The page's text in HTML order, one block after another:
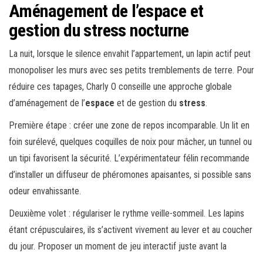
Aménagement de l’espace et
gestion du stress nocturne
La nuit, lorsque le silence envahit l’appartement, un lapin actif peut
monopoliser les murs avec ses petits tremblements de terre. Pour
réduire ces tapages, Charly O conseille une approche globale
d’aménagement de l’espace et de gestion du stress.
Première étape : créer une zone de repos incomparable. Un lit en
foin surélevé, quelques coquilles de noix pour mâcher, un tunnel ou
un tipi favorisent la sécurité. L’expérimentateur félin recommande
d’installer un diffuseur de phéromones apaisantes, si possible sans
odeur envahissante.
Deuxième volet : régulariser le rythme veille-sommeil. Les lapins
étant crépusculaires, ils s’activent vivement au lever et au coucher
du jour. Proposer un moment de jeu interactif juste avant la